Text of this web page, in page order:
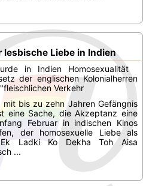
lesbische Liebe in Indien
in Indien Homosexualität
der englischen Kolonialherren
Verkehr
bis zu zehn Jahren Gefängnis
eine Sache, die Akzeptanz eine
Februar in indischen Kinos
der homosexuelle Liebe als
Ladki Ko Dekha Toh Aisa
...